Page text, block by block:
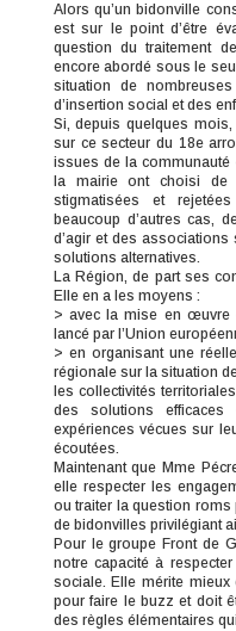
Alors qu’un bidonville
est sur le point d’être
question du traitement
encore abordé sous le
situation de
d’insertion social et des
Si, depuis quelques
sur ce secteur du 18e
issues de la
la mairie ont choisi de
stigmatisées et
beaucoup d’autres cas,
d’agir et des
solutions alternatives.
La Région, de part ses
Elle en a les moyens :
> avec la mise en œuvre
lancé par l’Union
> en organisant une
régionale sur la situation
les collectivités
des solutions
expériences vécues sur
écoutées.
Maintenant que Mme
elle respecter les
ou traiter la question roms
de bidonvilles privilégiant
Pour le groupe Front de
notre capacité à
sociale. Elle mérite
pour faire le buzz et doit
des règles élémentaires